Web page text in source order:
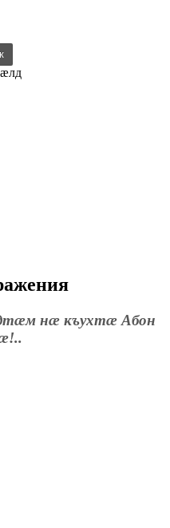
нæ къухтæ Абон